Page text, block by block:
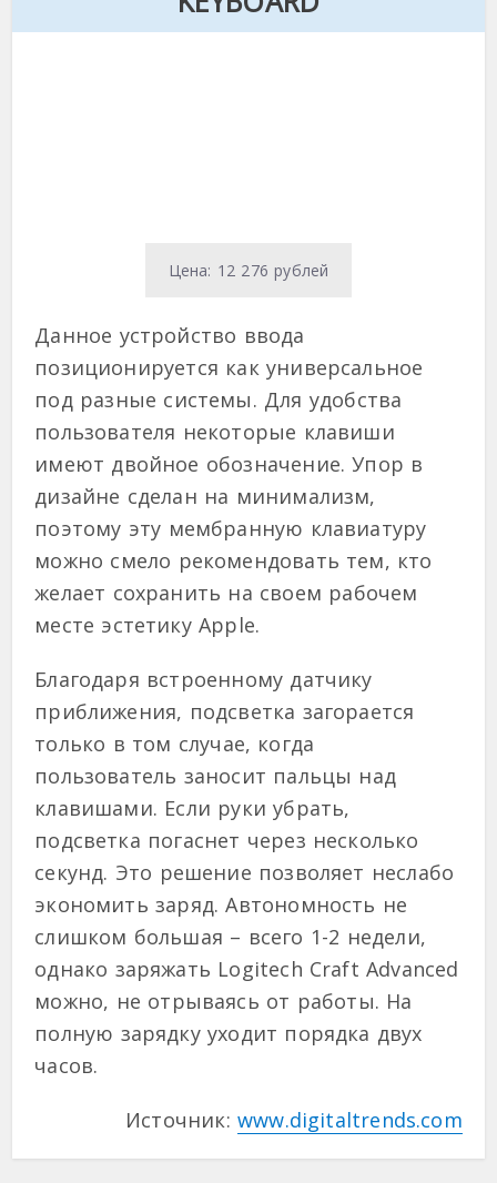
Цена: 12 276 рублей
Данное устройство ввода
позиционируется как универсальное
под разные системы. Для удобства
пользователя некоторые клавиши
имеют двойное обозначение. Упор в
дизайне сделан на минимализм,
поэтому эту мембранную клавиатуру
можно смело рекомендовать тем, кто
желает сохранить на своем рабочем
месте эстетику Apple.
Благодаря встроенному датчику
приближения, подсветка загорается
только в том случае, когда
пользователь заносит пальцы над
клавишами. Если руки убрать,
подсветка погаснет через несколько
секунд. Это решение позволяет неслабо
экономить заряд. Автономность не
слишком большая – всего 1-2 недели,
однако заряжать Logitech Craft Advanced
можно, не отрываясь от работы. На
полную зарядку уходит порядка двух
часов.
Источник:www.digitaltrends.com